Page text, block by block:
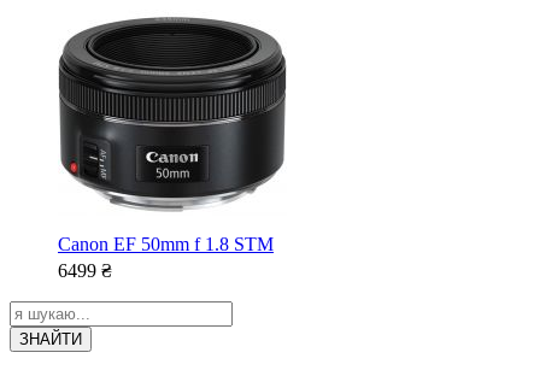
Canon EF 50mm f 1.8 STM
6499 ₴
ЗНАЙТИ